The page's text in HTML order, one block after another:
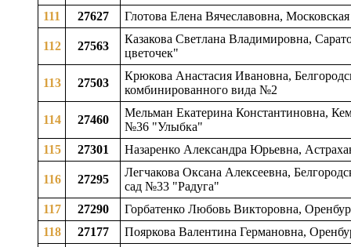
111
27627 Глотова Елена Вячеславовна,
112 27563
Казакова Светлана Владимировна,
цветочек"
113 27503
Крюкова Анастасия Ивановна,
комбинированного вида №2
114 27460
Мельман Екатерина Константиновна,
№36 "Улыбка"
115
27301 Назаренко Александра Юрьевна,
116 27295
Легчакова Оксана Алексеевна,
сад №33 "Радуга"
117
27290
Горбатенко Любовь Викторовна,
118
27177 Пояркова Валентина Германовна,